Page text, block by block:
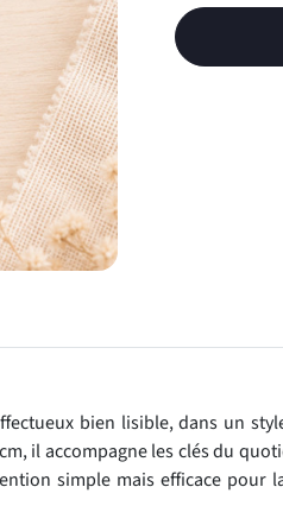
bien lisible, dans un
il accompagne les clés du
simple mais efficace pour